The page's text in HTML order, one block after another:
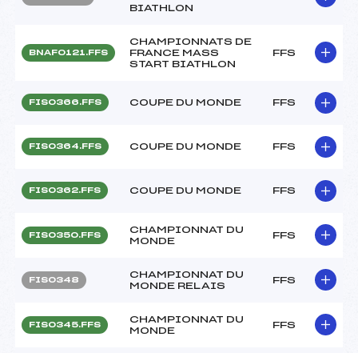
BIATHLON
BNAF0121.FFS
CHAMPIONNATS DE
FRANCE MASS
START BIATHLON
FFS
FIS0366.FFS COUPE DU MONDE FFS
FIS0364.FFS COUPE DU MONDE FFS
FIS0362.FFS COUPE DU MONDE FFS
FIS0350.FFS
CHAMPIONNAT DU
MONDE
FFS
FIS0348
CHAMPIONNAT DU
MONDE RELAIS
FFS
FIS0345.FFS
CHAMPIONNAT DU
MONDE
FFS